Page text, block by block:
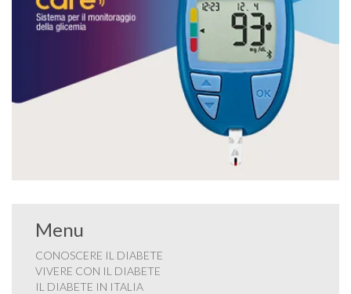
Menu
CONOSCERE IL DIABETE
VIVERE CON IL DIABETE
IL DIABETE IN ITALIA